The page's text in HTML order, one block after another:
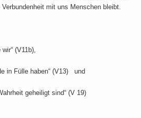
mit uns Menschen bleibt.
(V11b),
in Fülle haben“ (V13) und
geheiligt sind“ (V 19)